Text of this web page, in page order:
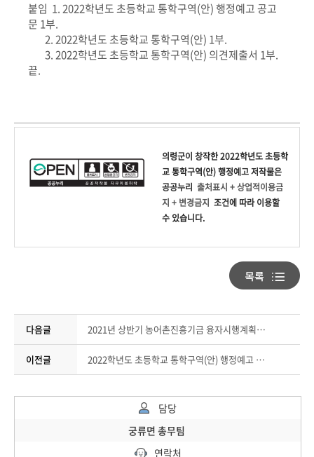
붙임 1. 2022학년도 초등학교 통학구역(안) 행정예고 공고
문 1부.
2. 2022학년도 초등학교 통학구역(안) 1부.
3. 2022학년도 초등학교 통학구역(안) 의견제출서 1부.
끝.
의령군이 창작한2022학년도 초등학
교 통학구역(안) 행정예고저작물은
공공누리 출처표시 + 상업적이용금
지 + 변경금지 조건에 따라 이용할
수 있습니다.
다음글 2021년 상반기 농어촌진흥기금 융자시행계획 안내
이전글 2022학년도 초등학교 통학구역(안) 행정예고 알림
담당
궁류면 총무팀
연락처